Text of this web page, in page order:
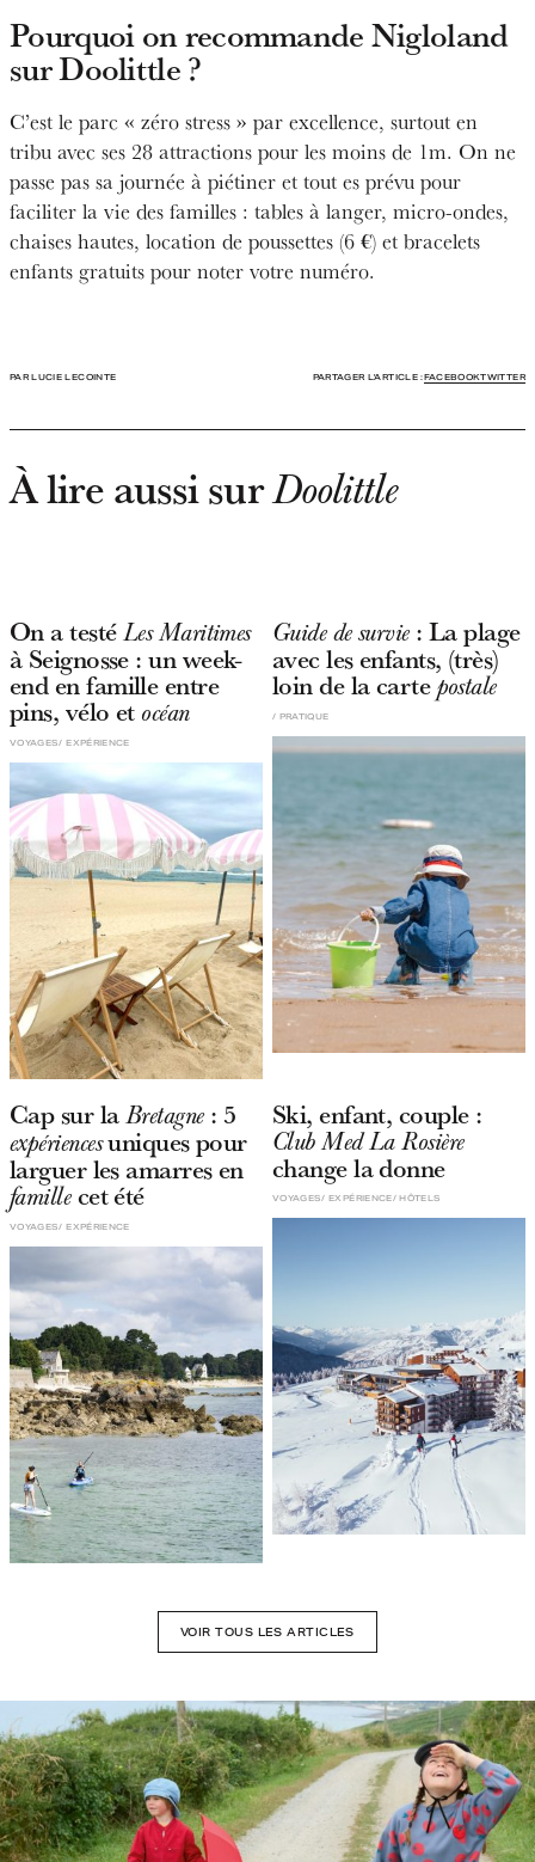
Pourquoi on recommande Nigloland
sur Doolittle ?
C’est le parc « zéro stress » par excellence, surtout en
tribu avec ses 28 attractions pour les moins de 1m. On ne
passe pas sa journée à piétiner et tout es prévu pour
faciliter la vie des familles : tables à langer, micro-ondes,
chaises hautes, location de poussettes (6 €) et bracelets
enfants gratuits pour noter votre numéro.
PAR LUCIE LECOINTE PARTAGER L'ARTICLE :FACEBOOKTWITTER
À lire aussi surDoolittle
On a testéLes Maritimes
à Seignosse : un week-
end en famille entre
pins, vélo et océan
EXPÉRIENCE
VOYAGES
Guide de survie: La plage
avec les enfants, (très)
loin de la cartepostale
PRATIQUE
Cap sur laBretagne: 5
expériencesuniques pour
larguer les amarres en
famillecet été
EXPÉRIENCE
VOYAGES
Ski, enfant, couple :
Club Med La Rosière
change la donne
EXPÉRIENCE HÔTELS
VOYAGES
VOIR TOUS LES ARTICLES